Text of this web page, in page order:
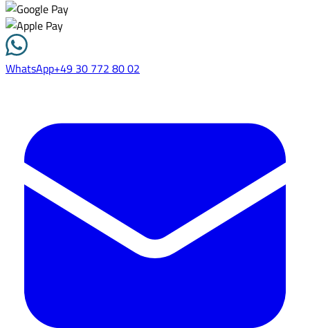
WhatsApp+49 30 772 80 02